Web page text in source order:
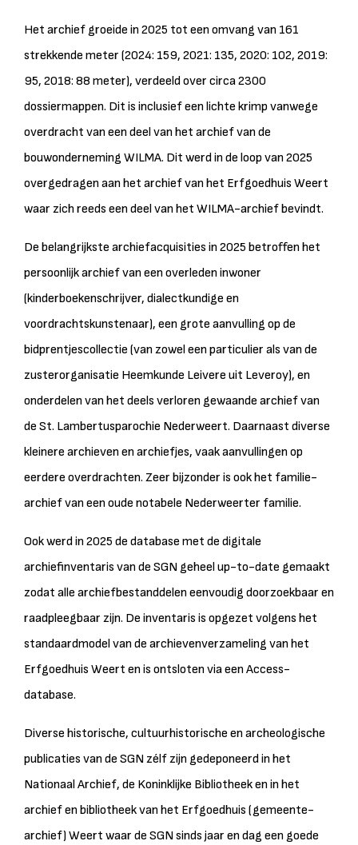
Het archief groeide in 2025 tot een omvang van 161
strekkende meter (2024: 159, 2021: 135, 2020: 102, 2019:
95, 2018: 88 meter), verdeeld over circa 2300
dossiermappen. Dit is inclusief een lichte krimp vanwege
overdracht van een deel van het archief van de
bouwonderneming WILMA. Dit werd in de loop van 2025
overgedragen aan het archief van het Erfgoedhuis Weert
waar zich reeds een deel van het WILMA-archief bevindt.
De belangrijkste archiefacquisities in 2025 betroffen het
persoonlijk archief van een overleden inwoner
(kinderboekenschrijver, dialectkundige en
voordrachtskunstenaar), een grote aanvulling op de
bidprentjescollectie (van zowel een particulier als van de
zusterorganisatie Heemkunde Leivere uit Leveroy), en
onderdelen van het deels verloren gewaande archief van
de St. Lambertusparochie Nederweert. Daarnaast diverse
kleinere archieven en archiefjes, vaak aanvullingen op
eerdere overdrachten. Zeer bijzonder is ook het familie-
archief van een oude notabele Nederweerter familie.
Ook werd in 2025 de database met de digitale
archiefinventaris van de SGN geheel up-to-date gemaakt
zodat alle archiefbestanddelen eenvoudig doorzoekbaar en
raadpleegbaar zijn. De inventaris is opgezet volgens het
standaardmodel van de archievenverzameling van het
Erfgoedhuis Weert en is ontsloten via een Access-
database.
Diverse historische, cultuurhistorische en archeologische
publicaties van de SGN zélf zijn gedeponeerd in het
Nationaal Archief, de Koninklijke Bibliotheek en in het
archief en bibliotheek van het Erfgoedhuis (gemeente-
archief) Weert waar de SGN sinds jaar en dag een goede